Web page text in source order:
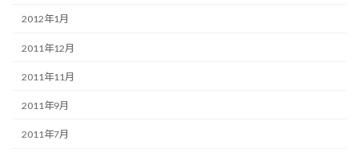
2012年1月
2011年12月
2011年11月
2011年9月
2011年7月